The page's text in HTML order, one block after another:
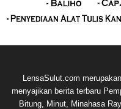
LensaSulut.com
menyajikan berita terbaru
Bitung, Minut, Minahasa